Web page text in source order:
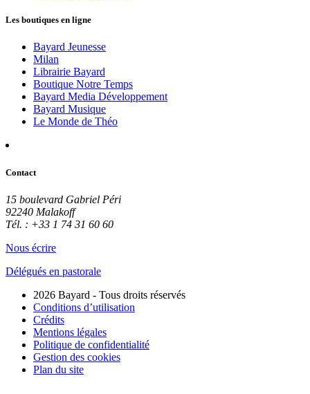
Les boutiques en ligne
Bayard Jeunesse
Milan
Librairie Bayard
Boutique Notre Temps
Bayard Media Développement
Bayard Musique
Le Monde de Théo
Contact
15 boulevard Gabriel Péri
92240 Malakoff
Tél. : +33 1 74 31 60 60
Nous écrire
Délégués en pastorale
2026 Bayard - Tous droits réservés
Conditions d’utilisation
Crédits
Mentions légales
Politique de confidentialité
Gestion des cookies
Plan du site